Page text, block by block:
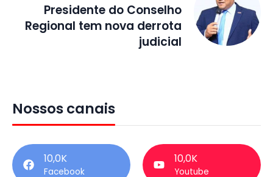
Presidente do Conselho
Regional tem nova derrota
judicial
Nossos canais
10,0K
Facebook
10,0K
Youtube